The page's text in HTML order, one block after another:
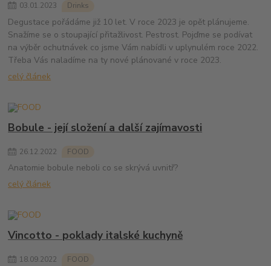
03.01.2023 Drinks
Degustace pořádáme již 10 let. V roce 2023 je opět plánujeme.
Snažíme se o stoupající přitažlivost. Pestrost. Pojďme se podívat
na výběr ochutnávek co jsme Vám nabídli v uplynulém roce 2022.
Třeba Vás naladíme na ty nové plánované v roce 2023.
celý článek
Bobule - její složení a další zajímavosti
26.12.2022 FOOD
Anatomie bobule neboli co se skrývá uvnitř?
celý článek
Vincotto - poklady italské kuchyně
18.09.2022 FOOD